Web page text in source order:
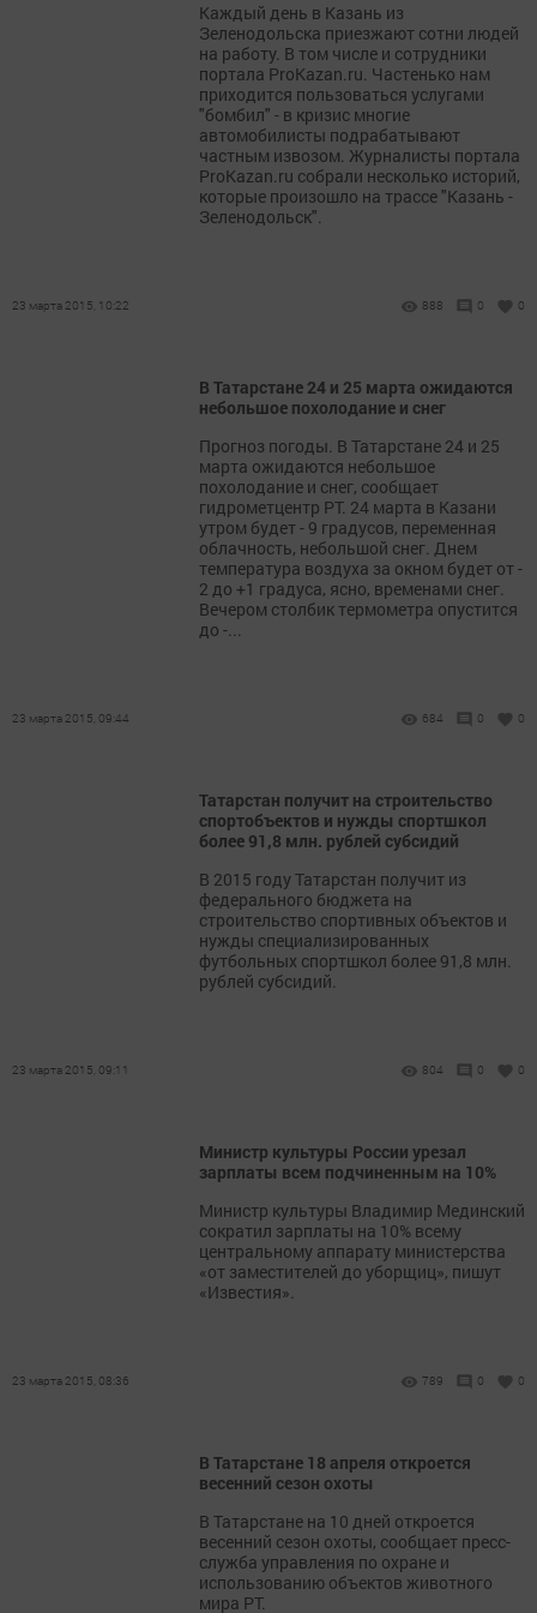
Каждый день в Казань из
Зеленодольска приезжают сотни людей
на работу. В том числе и сотрудники
портала ProKazan.ru. Частенько нам
приходится пользоваться услугами
"бомбил" - в кризис многие
автомобилисты подрабатывают
частным извозом. Журналисты портала
ProKazan.ru собрали несколько историй,
которые произошло на трассе "Казань -
Зеленодольск".
23 марта 2015, 10:22 888 0 0
В Татарстане 24 и 25 марта ожидаются
небольшое похолодание и снег
Прогноз погоды. В Татарстане 24 и 25
марта ожидаются небольшое
похолодание и снег, сообщает
гидрометцентр РТ. 24 марта в Казани
утром будет - 9 градусов, переменная
облачность, небольшой снег. Днем
температура воздуха за окном будет от -
2 до +1 градуса, ясно, временами снег.
Вечером столбик термометра опустится
до -...
23 марта 2015, 09:44 684 0 0
Татарстан получит на строительство
спортобъектов и нужды спортшкол
более 91,8 млн. рублей субсидий
В 2015 году Татарстан получит из
федерального бюджета на
строительство спортивных объектов и
нужды специализированных
футбольных спортшкол более 91,8 млн.
рублей субсидий.
23 марта 2015, 09:11 804 0 0
Министр культуры России урезал
зарплаты всем подчиненным на 10%
Министр культуры Владимир Мединский
сократил зарплаты на 10% всему
центральному аппарату министерства
«от заместителей до уборщиц», пишут
«Известия».
23 марта 2015, 08:36 789 0 0
В Татарстане 18 апреля откроется
весенний сезон охоты
В Татарстане на 10 дней откроется
весенний сезон охоты, сообщает пресс-
служба управления по охране и
использованию объектов животного
мира РТ.